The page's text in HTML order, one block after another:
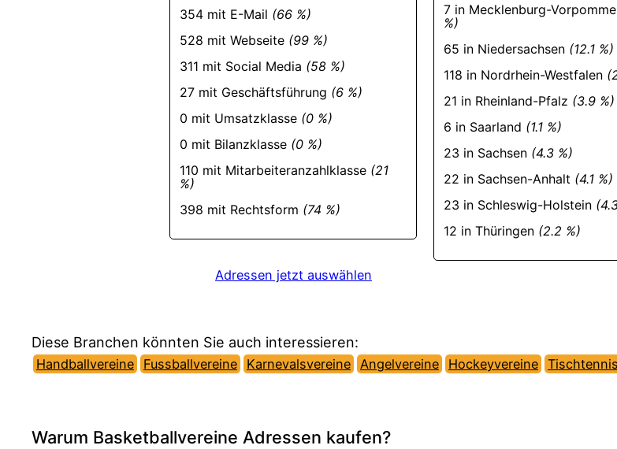
354 mit E-Mail (66 %)
528 mit Webseite (99 %)
311 mit Social Media (58 %)
27 mit Geschäftsführung (6 %)
0 mit Umsatzklasse (0 %)
0 mit Bilanzklasse (0 %)
110 mit Mitarbeiteranzahlklasse (21
%)
398 mit Rechtsform (74 %)
Adressen jetzt auswählen
7 in Mecklenburg-
%)
65 in Niedersachsen (12.1 %)
118 in Nordrhein-Westfalen
21 in Rheinland-Pfalz (3.9 %)
6 in Saarland (1.1 %)
23 in Sachsen (4.3 %)
22 in Sachsen-Anhalt (4.1 %)
23 in Schleswig-Holstein
12 in Thüringen (2.2 %)
Diese Branchen könnten Sie auch interessieren:
Handballvereine Fussballvereine Karnevalsvereine Angelvereine Hockeyvereine
Warum Basketballvereine Adressen kaufen?